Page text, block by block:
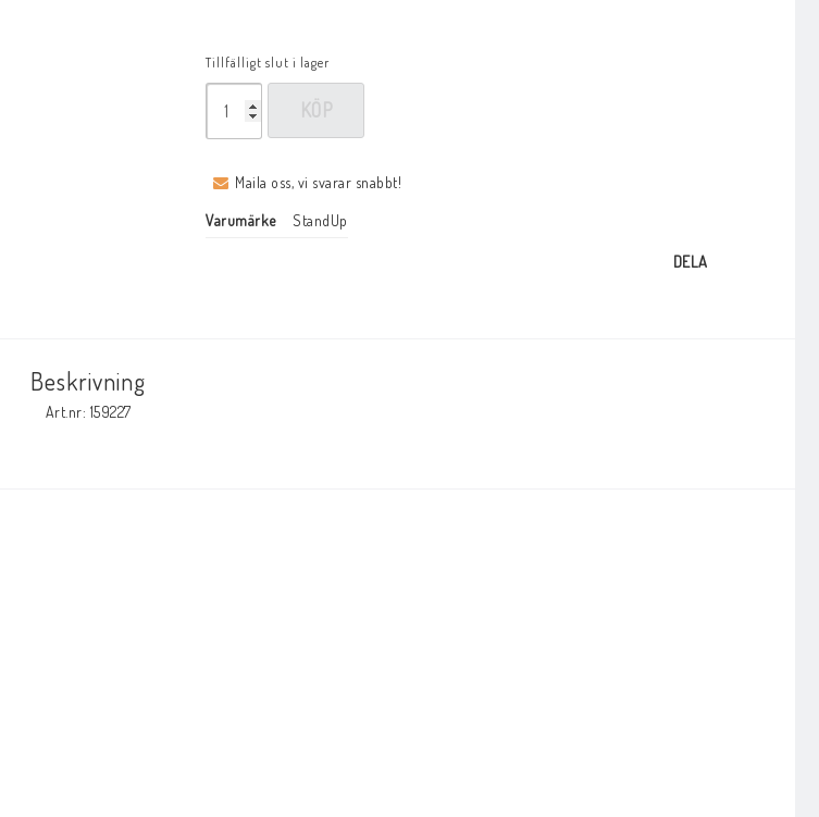
Tillfälligt slut i lager
KÖP
Maila oss, vi svarar snabbt!
Varumärke StandUp
DELA
Beskrivning
Art.nr: 159227